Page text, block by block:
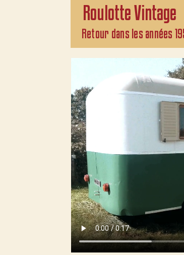
Roulotte Vintage
Retour dans les années